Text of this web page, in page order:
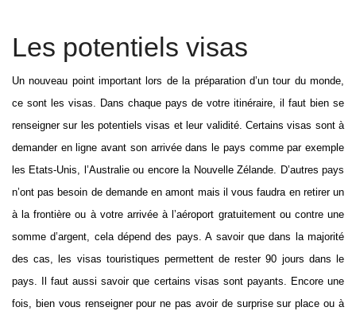
Les potentiels visas
Un nouveau point important lors de la préparation d’un tour du monde,
ce sont les visas. Dans chaque pays de votre itinéraire, il faut bien se
renseigner sur les potentiels visas et leur validité. Certains visas sont à
demander en ligne avant son arrivée dans le pays comme par exemple
les Etats-Unis, l’Australie ou encore la Nouvelle Zélande. D’autres pays
n’ont pas besoin de demande en amont mais il vous faudra en retirer un
à la frontière ou à votre arrivée à l’aéroport gratuitement ou contre une
somme d’argent, cela dépend des pays. A savoir que dans la majorité
des cas, les visas touristiques permettent de rester 90 jours dans le
pays. Il faut aussi savoir que certains visas sont payants. Encore une
fois, bien vous renseigner pour ne pas avoir de surprise sur place ou à